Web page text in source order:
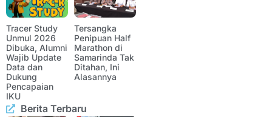
Tracer Study
Unmul 2026
Dibuka, Alumni
Wajib Update
Data dan
Dukung
Pencapaian
IKU
Tersangka
Penipuan Half
Marathon di
Samarinda Tak
Ditahan, Ini
Alasannya
Berita Terbaru